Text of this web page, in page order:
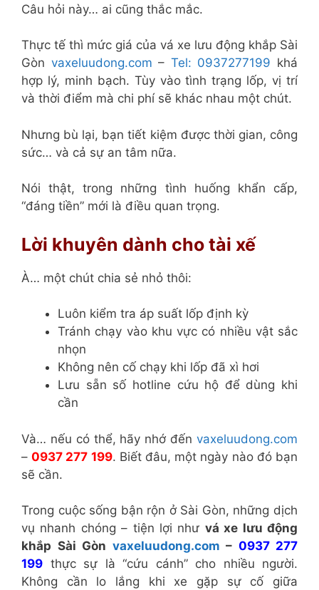
Câu hỏi này… ai cũng thắc mắc.
Thực tế thì mức giá của vá xe lưu động khắp Sài
Gòn vaxeluudong.com – Tel: 0937277199 khá
hợp lý, minh bạch. Tùy vào tình trạng lốp, vị trí
và thời điểm mà chi phí sẽ khác nhau một chút.
Nhưng bù lại, bạn tiết kiệm được thời gian, công
sức… và cả sự an tâm nữa.
Nói thật, trong những tình huống khẩn cấp,
“đáng tiền” mới là điều quan trọng.
Lời khuyên dành cho tài xế
À… một chút chia sẻ nhỏ thôi:
Luôn kiểm tra áp suất lốp định kỳ
Tránh chạy vào khu vực có nhiều vật sắc
nhọn
Không nên cố chạy khi lốp đã xì hơi
Lưu sẵn số hotline cứu hộ để dùng khi
cần
Và… nếu có thể, hãy nhớ đến vaxeluudong.com
–0937 277 199. Biết đâu, một ngày nào đó bạn
sẽ cần.
Trong cuộc sống bận rộn ở Sài Gòn, những dịch
vụ nhanh chóng – tiện lợi như vá xe lưu động
khắp Sài Gòn vaxeluudong.com – 0937 277
199 thực sự là “cứu cánh” cho nhiều người.
Không cần lo lắng khi xe gặp sự cố giữa